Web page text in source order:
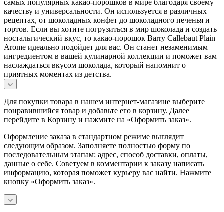
самых популярных какао-порошков в мире благодаря своему
качеству и универсальности. Он используется в различных
рецептах, от шоколадных конфет до шоколадного печенья и
тортов. Если вы хотите погрузиться в мир шоколада и создать
ностальгический вкус, то какао-порошок Barry Callebaut Plain
Arome идеально подойдет для вас. Он станет незаменимым
ингредиентом в вашей кулинарной коллекции и поможет вам
наслаждаться вкусом шоколада, который напомнит о
приятных моментах из детства.
Для покупки товара в нашем интернет-магазине выберите
понравившийся товар и добавьте его в корзину. Далее
перейдите в Корзину и нажмите на «Оформить заказ».
Оформление заказа в стандартном режиме выглядит
следующим образом. Заполняете полностью форму по
последовательным этапам: адрес, способ доставки, оплаты,
данные о себе. Советуем в комментарии к заказу написать
информацию, которая поможет курьеру вас найти. Нажмите
кнопку «Оформить заказ».